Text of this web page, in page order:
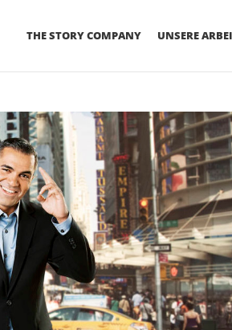
THE STORY COMPANY UNSERE